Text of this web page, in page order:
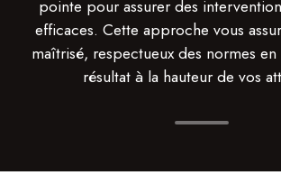
pointe pour assurer des
efficaces. Cette approche vous
maîtrisé, respectueux des normes
résultat à la hauteur de vos